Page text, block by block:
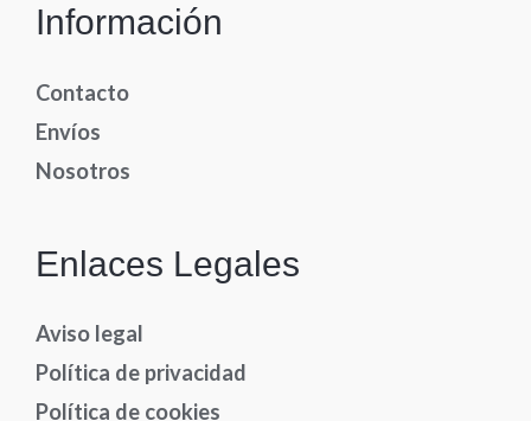
Información
Contacto
Envíos
Nosotros
Enlaces Legales
Aviso legal
Política de privacidad
Política de cookies